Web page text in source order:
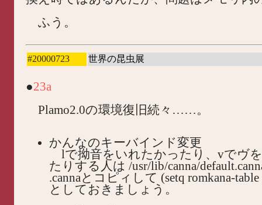
ふう。
#20000723 世界の昆虫展
●23a
Plamo2.0の環境復旧続々……。
かんなのキーバインド変更
lで拗音をいれたかったり、vでヴ
たりする人は /usr/lib/canna/
.cannaとコピィして (setq romkana-
としておきましょう。